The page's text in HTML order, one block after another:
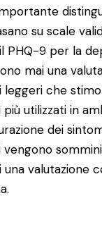
su scale
PHQ-9 per la
mai una
leggeri che
utilizzati in
dei
valutazione